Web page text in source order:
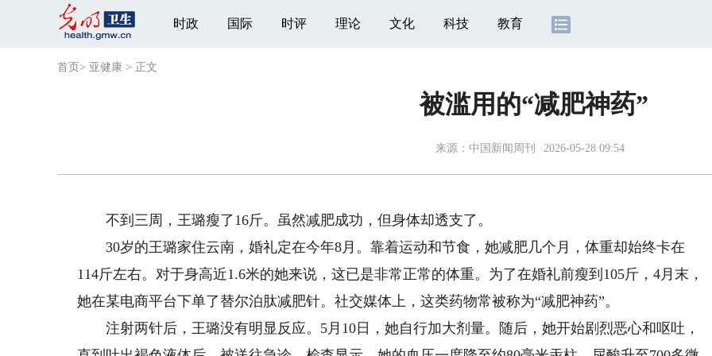
时政 国际 时评 理论 文化 科技 教育
首页 > 亚健康 > 正文
被滥用的“减肥神药”
来源： 中国新闻周刊 2026-05-28 09:54
不到三周，王璐瘦了16斤。虽然减肥成功，但身体却透支了。
30岁的王璐家住云南，婚礼定在今年8月。靠着运动和节食，她减肥几个月，体重却始终卡在
114斤左右。对于身高近1.6米的她来说，这已是非常正常的体重。为了在婚礼前瘦到105斤，4月末，
她在某电商平台下单了替尔泊肽减肥针。社交媒体上，这类药物常被称为“减肥神药”。
注射两针后，王璐没有明显反应。5月10日，她自行加大剂量。随后，她开始剧烈恶心和呕吐，